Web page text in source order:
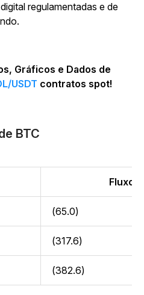
regulamentadas e de
Gráficos e Dados de
USDT contratos spot!
BTC
Fluxo
(65.0)
(317.6)
(382.6)